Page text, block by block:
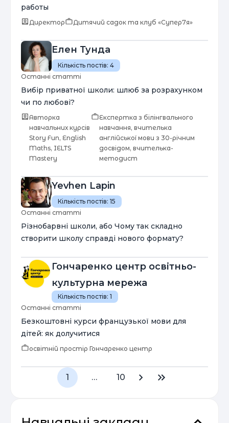
работы
Директор Дитячий садок та клуб «Супер7я»
Елен Тунда
Кількість постів: 4
Останні статті
Вибір приватної школи: шлюб за розрахунком
чи по любові?
Авторка
навчальних курсів
Story Fun, English
Maths, IELTS
Mastery
Експертка з білінгвального
навчання, вчителька
англійської мови з 30-річним
досвідом, вчителька-
методист
Yevhen Lapin
Кількість постів: 15
Останні статті
Різнобарвні школи, або Чому так складно
створити школу справді нового формату?
Гончаренко центр освітньо-
культурна мережа
Кількість постів: 1
Останні статті
Безкоштовні курси французької мови для
дітей: як долучитися
освітній простір Гончаренко центр
1 … 10